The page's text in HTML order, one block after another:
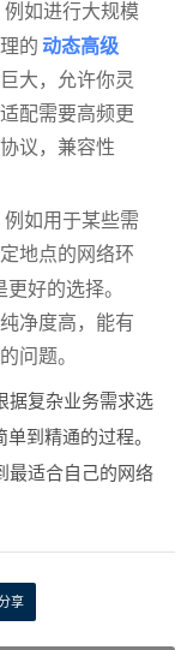
例如进行大规模
的 动态高级
大，允许你灵
配需要高频更
议，兼容性
例如用于某些需
地点的网络环
更好的选择。
净度高，能有
问题。
据复杂业务需求选
到精通的过程。
最适合自己的网络
享